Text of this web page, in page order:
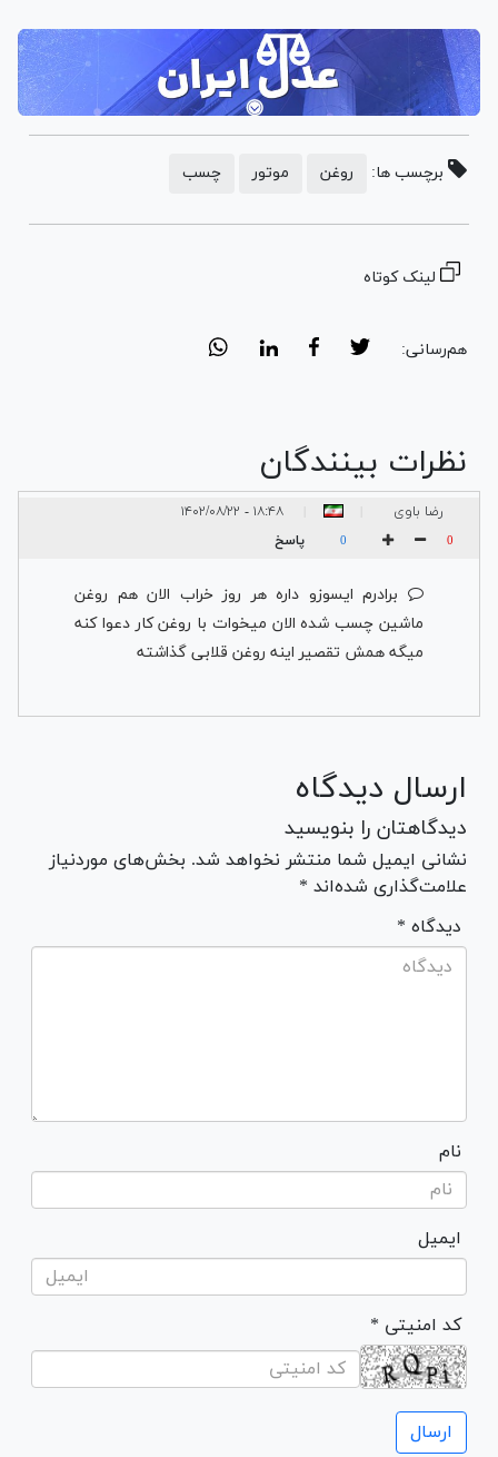
برچسب ها: روغن موتور چسب
لینک کوتاه
هم‌رسانی:
نظرات بینندگان
رضا باوی ۱۸:۴۸ - ۱۴۰۲/۰۸/۲۲
0
0 پاسخ
برادرم ایسوزو داره هر روز خراب الان هم روغن
ماشین چسب شده الان میخوات با روغن کار دعوا کنه
میگه همش تقصیر اینه روغن قلابی گذاشته
ارسال دیدگاه
دیدگاهتان را بنویسید
نشانی ایمیل شما منتشر نخواهد شد. بخش‌های موردنیاز
علامت‌گذاری شده‌اند *
* دیدگاه
نام
ایمیل
* کد امنیتی